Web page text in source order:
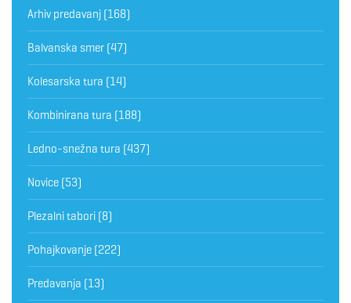
Arhiv predavanj (168)
Balvanska smer (47)
Kolesarska tura (14)
Kombinirana tura (188)
Ledno-snežna tura (437)
Novice (53)
Plezalni tabori (8)
Pohajkovanje (222)
Predavanja (13)